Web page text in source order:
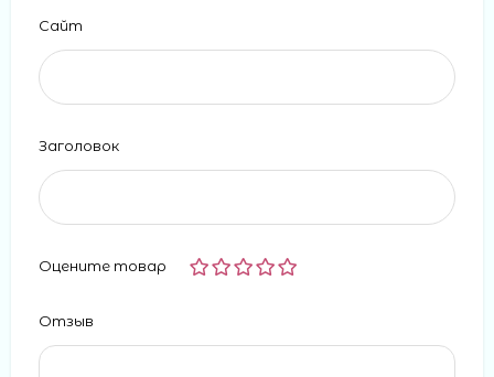
Сайт
Заголовок
Оцените товар
Отзыв